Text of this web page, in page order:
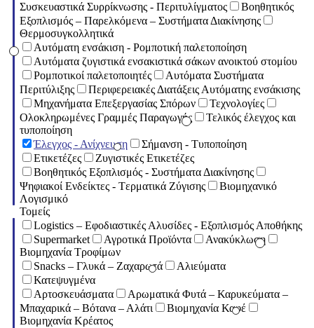
Συσκευαστικά Συρρίκνωσης - Περιτυλίγματος
Βοηθητικός
Εξοπλισμός – Παρελκόμενα – Συστήματα Διακίνησης
Θερμοσυγκολλητικά
Αυτόματη ενσάκιση - Ρομποτική παλετοποίηση
Αυτόματα ζυγιστικά ενσακιστικά σάκων ανοικτού στομίου
Ρομποτικοί παλετοποιητές
Αυτόματα Συστήματα
Περιτύλιξης
Περιφερειακές Διατάξεις Αυτόματης ενσάκισης
Μηχανήματα Επεξεργασίας Σπόρων
Τεχνολογίες
Ολοκληρωμένες Γραμμές Παραγωγής
Τελικός έλεγχος και
τυποποίηση
Έλεγχος - Ανίχνευση
Σήμανση - Τυποποίηση
Ετικετέζες
Ζυγιστικές Ετικετέζες
Βοηθητικός Εξοπλισμός - Συστήματα Διακίνησης
Ψηφιακοί Ενδείκτες - Tερματικά Ζύγισης
Βιομηχανικό
Λογισμικό
Τομείς
Logistics – Εφοδιαστικές Αλυσίδες - Εξοπλισμός Αποθήκης
Supermarket
Αγροτικά Προϊόντα
Ανακύκλωση
Βιομηχανία Τροφίμων
Snacks – Γλυκά – Ζαχαρωτά
Αλιεύματα
Κατεψυγμένα
Αρτοσκευάσματα
Αρωματικά Φυτά – Καρυκεύματα –
Μπαχαρικά – Βότανα – Αλάτι
Βιομηχανία Καφέ
Βιομηχανία Κρέατος